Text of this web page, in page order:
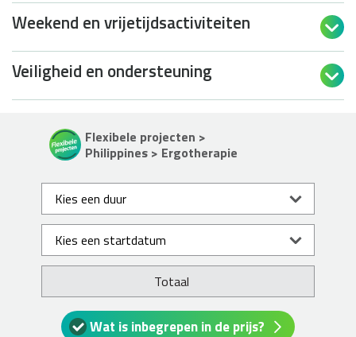
Weekend en vrijetijdsactiviteiten 
Veiligheid en ondersteuning 
Flexibele projecten >
Philippines > Ergotherapie
Totaal
Wat is inbegrepen in de prijs?